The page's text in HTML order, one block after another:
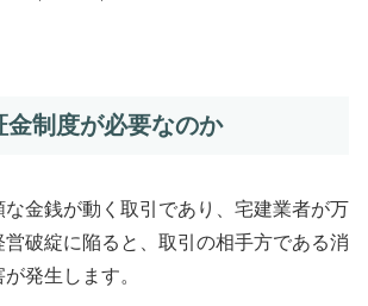
金制度が必要なのか
金銭が動く取引であり、宅建業者が万
破綻に陥ると、取引の相手方である消
発生します。